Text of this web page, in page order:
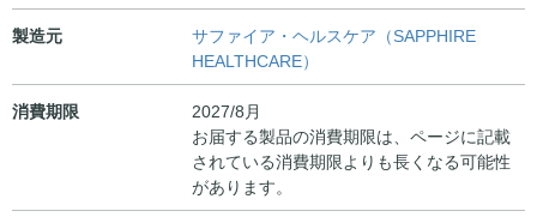
製造元
サファイア・ヘルスケア（SAPPHIRE
HEALTHCARE）
消費期限
2027/8月
お届する製品の消費期限は、ページに記載
されている消費期限よりも長くなる可能性
があります。